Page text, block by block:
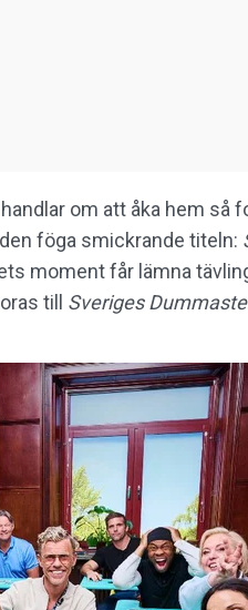
om att åka hem så
föga smickrande titeln:
moment får lämna
till Sveriges Dummaste